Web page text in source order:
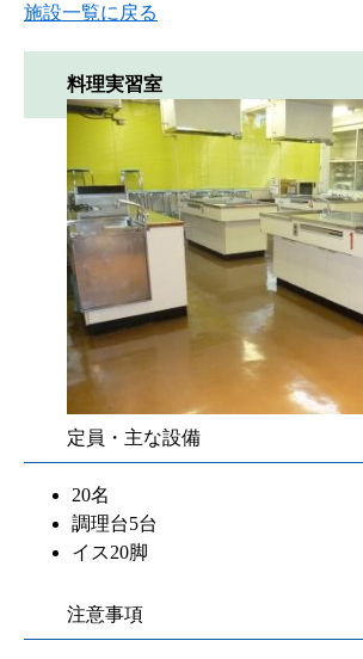
施設一覧に戻る
料理実習室
定員・主な設備
20名
調理台5台
イス20脚
注意事項